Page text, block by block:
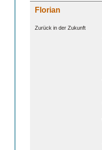
Florian
Zurück in der Zukunft